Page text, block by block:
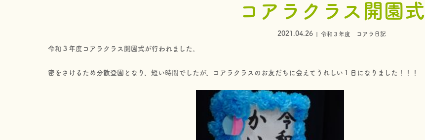
コアラクラス開園式
2021.04.26 令和３年度 コアラ日記
令和３年度コアラクラス開園式が行われました。
密をさけるため分散登園となり、短い時間でしたが、コアラクラスのお友だちに会えてうれしい１日になりました！！！